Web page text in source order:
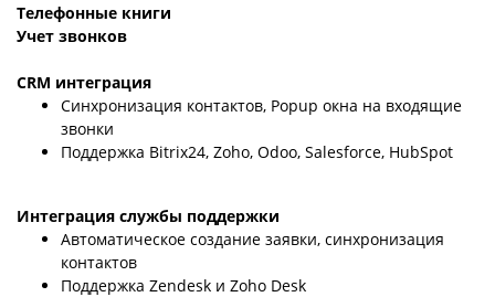
Телефонные книги
Учет звонков
CRM интеграция
Синхронизация контактов, Popup окна на входящие
звонки
Поддержка Bitrix24, Zoho, Odoo, Salesforce, HubSpot
Интеграция службы поддержки
Автоматическое создание заявки, синхронизация
контактов
Поддержка Zendesk и Zoho Desk